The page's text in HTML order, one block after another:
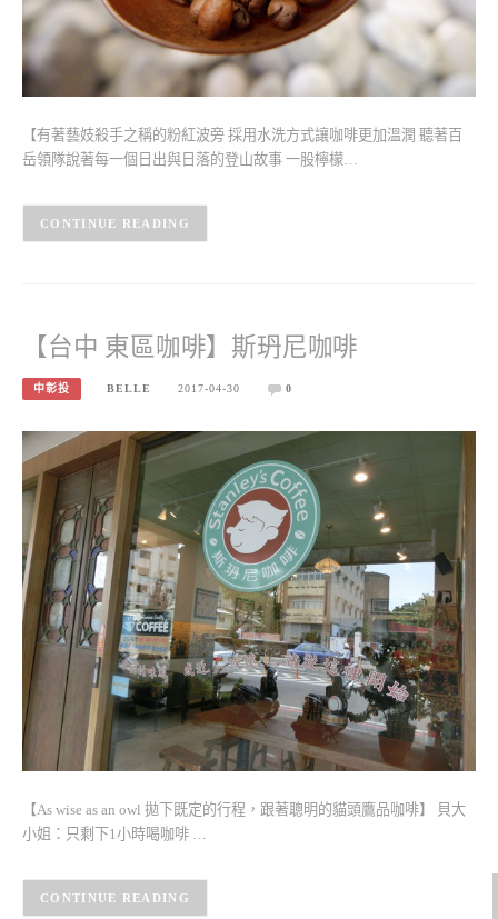
【有著藝妓殺手之稱的粉紅波旁 採用水洗方式讓咖啡更加溫潤 聽著百
岳領隊說著每一個日出與日落的登山故事 一股檸檬…
CONTINUE READING
【台中 東區咖啡】斯玬尼咖啡
中彰投 BELLE 2017-04-30 0
【As wise as an owl 拋下既定的行程，跟著聰明的貓頭鷹品咖啡】 貝大
小姐：只剩下1小時喝咖啡 …
CONTINUE READING